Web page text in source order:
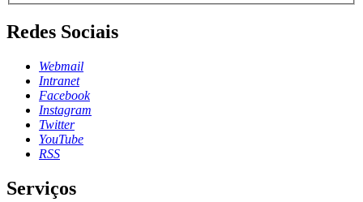
Redes Sociais
Webmail
Intranet
Facebook
Instagram
Twitter
YouTube
RSS
Serviços